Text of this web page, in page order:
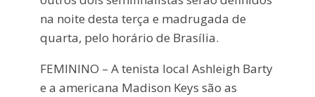
na noite desta terça e madrugada de
quarta, pelo horário de Brasília.
FEMININO – A tenista local Ashleigh Barty
e a americana Madison Keys são as